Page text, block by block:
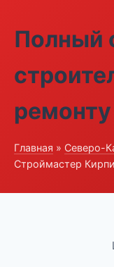
Полный
ремонту
Главная » Северо-
Строймастер